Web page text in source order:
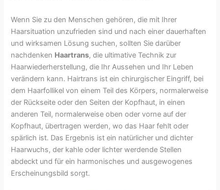
Wenn Sie zu den Menschen gehören, die mit Ihrer
Haarsituation unzufrieden sind und nach einer dauerhaften
und wirksamen Lösung suchen, sollten Sie darüber
nachdenken Haartrans, die ultimative Technik zur
Haarwiederherstellung, die Ihr Aussehen und Ihr Leben
verändern kann. Hairtrans ist ein chirurgischer Eingriff, bei
dem Haarfollikel von einem Teil des Körpers, normalerweise
der Rückseite oder den Seiten der Kopfhaut, in einen
anderen Teil, normalerweise oben oder vorne auf der
Kopfhaut, übertragen werden, wo das Haar fehlt oder
spärlich ist. Das Ergebnis ist ein natürlicher und dichter
Haarwuchs, der kahle oder lichter werdende Stellen
abdeckt und für ein harmonisches und ausgewogenes
Erscheinungsbild sorgt.